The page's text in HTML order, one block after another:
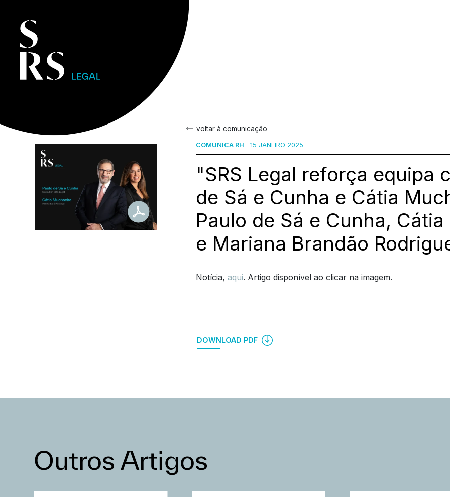
voltar à comunicação
COMUNICA RH 15 JANEIRO 2025
"SRS Legal reforça equipa
de Sá e Cunha e Cátia
Paulo de Sá e Cunha,
e Mariana Brandão
Notícia, aqui. Artigo disponível ao clicar na imagem.
DOWNLOAD PDF
Outros Artigos